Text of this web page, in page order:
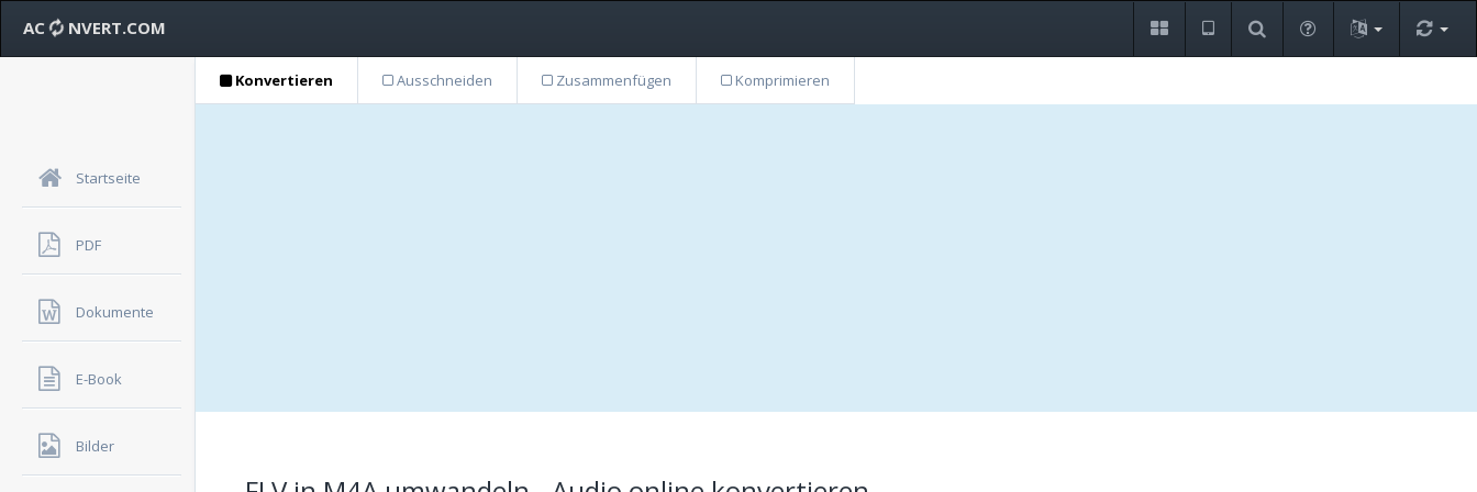
AC NVERT.COM
Startseite
PDF
Dokumente
E-Book
Bilder
Konvertieren Ausschneiden Zusammenfügen Komprimieren